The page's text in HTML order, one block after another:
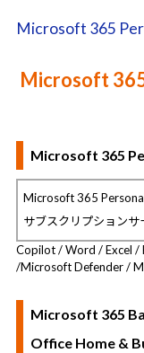
Microsoft 365
Microsoft
Microsoft 365
Microsoft 365
サブスクリプション
Copilot / Word / Excel /
/Microsoft Defender /
Microsoft 365
Office Home &